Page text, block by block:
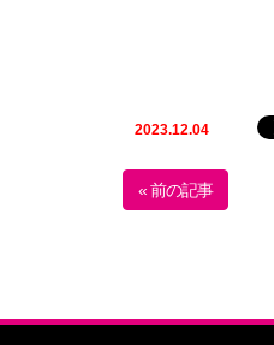
2023.12.04
« 前の記事